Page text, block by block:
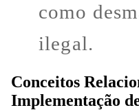
como
ilegal.
Conceitos
Implementação